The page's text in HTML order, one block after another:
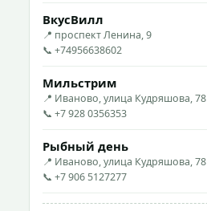
ВкусВилл
📍 проспект Ленина, 9
📞 +74956638602
Мильстрим
📍 Иваново, улица Кудряшова, 78
📞 +7 928 0356353
Рыбный день
📍 Иваново, улица Кудряшова, 78
📞 +7 906 5127277